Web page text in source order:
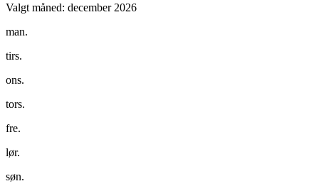
Valgt måned: december 2026
man.
tirs.
ons.
tors.
fre.
lør.
søn.